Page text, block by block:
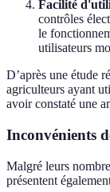
Facilité
contrôles
le
utilisateurs
D’après une étude
agriculteurs ayant
avoir constaté une
Inconvénients
Malgré leurs
présentent